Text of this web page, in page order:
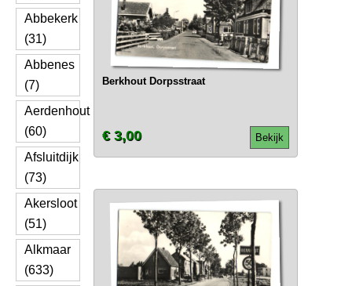
Abbekerk
(31)
Abbenes
(7)
Aerdenhout
(60)
Afsluitdijk
(73)
Akersloot
(51)
Alkmaar
(633)
Berkhout Dorpsstraat
Bekijk
€ 3,00